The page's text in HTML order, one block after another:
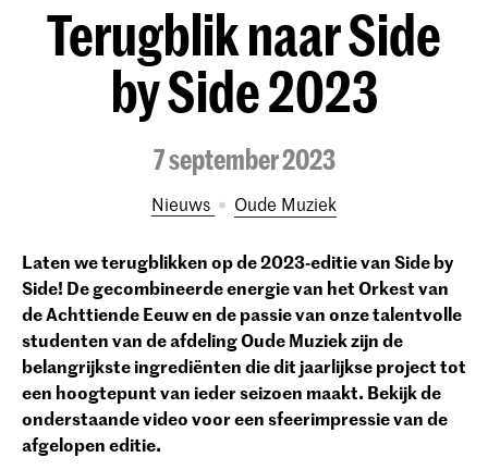
Terugblik naar Side
by Side 2023
7 september 2023
Nieuws Oude Muziek
Laten we terugblikken op de 2023-editie van Side by
Side! De gecombineerde energie van het Orkest van
de Achttiende Eeuw en de passie van onze talentvolle
studenten van de afdeling Oude Muziek zijn de
belangrijkste ingrediënten die dit jaarlijkse project tot
een hoogtepunt van ieder seizoen maakt. Bekijk de
onderstaande video voor een sfeerimpressie van de
afgelopen editie.